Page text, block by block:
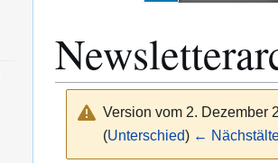
Version vom 2. Dezember
(Unterschied) ←